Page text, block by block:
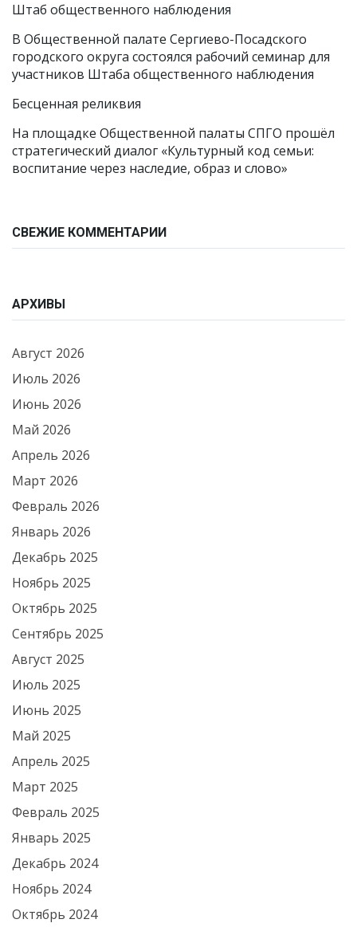
Штаб общественного наблюдения
В Общественной палате Сергиево-Посадского
городского округа состоялся рабочий семинар для
участников Штаба общественного наблюдения
Бесценная реликвия
На площадке Общественной палаты СПГО прошёл
стратегический диалог «Культурный код семьи:
воспитание через наследие, образ и слово»
СВЕЖИЕ КОММЕНТАРИИ
АРХИВЫ
Август 2026
Июль 2026
Июнь 2026
Май 2026
Апрель 2026
Март 2026
Февраль 2026
Январь 2026
Декабрь 2025
Ноябрь 2025
Октябрь 2025
Сентябрь 2025
Август 2025
Июль 2025
Июнь 2025
Май 2025
Апрель 2025
Март 2025
Февраль 2025
Январь 2025
Декабрь 2024
Ноябрь 2024
Октябрь 2024